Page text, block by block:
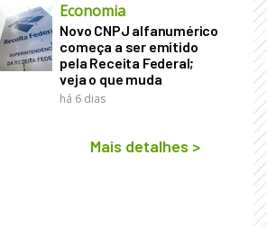
Economia
Novo CNPJ alfanumérico
começa a ser emitido
pela Receita Federal;
veja o que muda
há 6 dias
Mais detalhes >